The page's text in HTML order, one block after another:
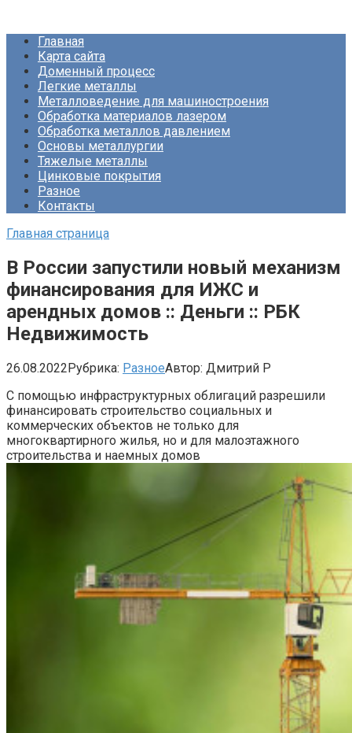
контентуГлавная
Карта сайта
Доменный процесс
Легкие металлы
Металловедение для машиностроения
Обработка материалов лазером
Обработка металлов давлением
Основы металлургии
Тяжелые металлы
Цинковые покрытия
Разное
Контакты
Главная страница
В России запустили новый механизм
финансирования для ИЖС и
арендных домов :: Деньги :: РБК
Недвижимость
26.08.2022Рубрика: РазноеАвтор: Дмитрий Р
С помощью инфраструктурных облигаций разрешили
финансировать строительство социальных и
коммерческих объектов не только для
многоквартирного жилья, но и для малоэтажного
строительства и наемных домов